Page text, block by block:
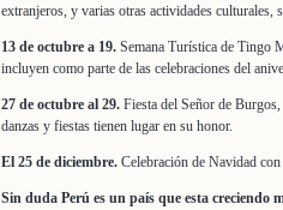
extranjeros, y varias otras actividades culturales,
13 de octubre a 19. Semana Turística de Tingo
incluyen como parte de las celebraciones del
27 de octubre al 29. Fiesta del Señor de
danzas y fiestas tienen lugar en su honor.
El 25 de diciembre. Celebración de Navidad
Sin duda Perú es un país que esta creciendo